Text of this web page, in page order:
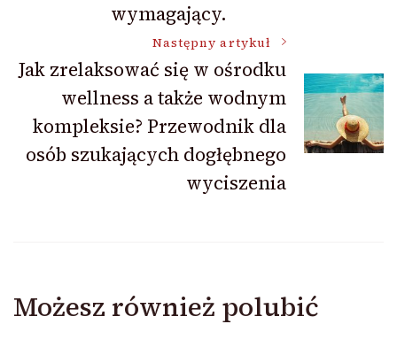
wymagający.
Następny artykuł
Jak zrelaksować się w ośrodku
wellness a także wodnym
kompleksie? Przewodnik dla
osób szukających dogłębnego
wyciszenia
Możesz również polubić